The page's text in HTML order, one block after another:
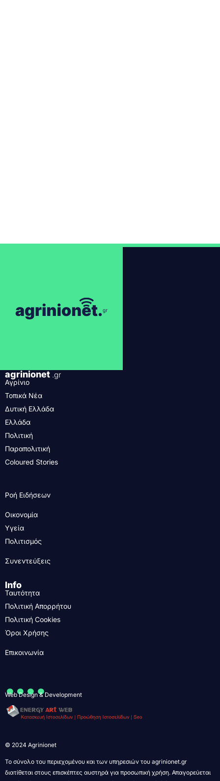
agrinionet .gr
Αγρίνιο
Τοπικά Νέα
Δυτική Ελλάδα
Ελλάδα
Πολιτική
Παραπολιτική
Coloured Stories
Ροή Ειδήσεων
Οικονομία
Υγεία
Πολιτισμός
Συνεντεύξεις
Info
Ταυτότητα
Πολιτική Απορρήτου
Πολιτική Cookies
Όροι Χρήσης
Επικοινωνία
....
Web Design & Development
© 2024 Agrinionet
Το σύνολο του περιεχομένου και των υπηρεσιών του agrinionet.gr
διατίθεται στους επισκέπτες αυστηρά για προσωπική χρήση. Απαγορεύεται